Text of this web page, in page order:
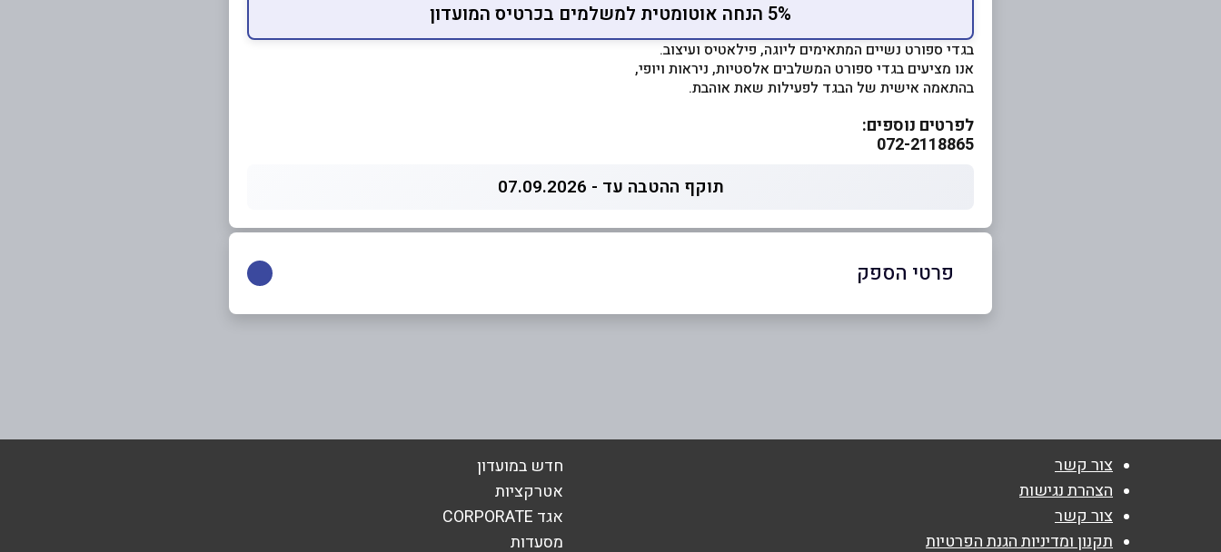
5% הנחה אוטומטית למשלמים בכרטיס המועדון
בגדי ספורט נשיים המתאימים ליוגה, פילאטיס ועיצוב.
אנו מציעים בגדי ספורט המשלבים אלסטיות, ניראות ויופי,
בהתאמה אישית של הבגד לפעילות שאת אוהבת.
לפרטים נוספים:
072-2118865
תוקף ההטבה עד - 07.09.2026
פרטי הספק
אימייל*
צור קשר
הצהרת נגישות
צור קשר
תקנון ומדיניות הגנת הפרטיות
חדש במועדון
אטרקציות
אגד CORPORATE
מסעדות